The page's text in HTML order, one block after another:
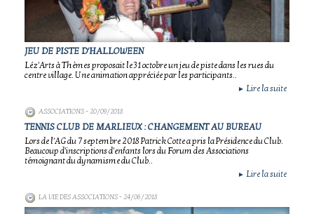
JEU DE PISTE D'HALLOWEEN
Léz'Arts à Thèmes proposait le 31 octobre un jeu de piste dans les rues du
centre village. Une animation appréciée par les participants..
► Lire la suite
ASSOCIATIONS- 20/09/2018
TENNIS CLUB DE MARLIEUX : CHANGEMENT AU BUREAU
Lors de l'AG du 7 septembre 2018 Patrick Cotte a pris la Présidence du Club.
Beaucoup d'inscriptions d'enfants lors du Forum des Associations
témoignant du dynamisme du Club..
► Lire la suite
LA VIE DES ASSOCIATIONS- 24/06/2018